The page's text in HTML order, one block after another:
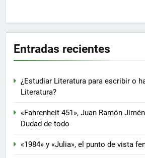
Entradas recientes
¿Estudiar Literatura para escribir o
Literatura?
«Fahrenheit 451», Juan Ramón
Dudad de todo
«1984» y «Julia», el punto de vista